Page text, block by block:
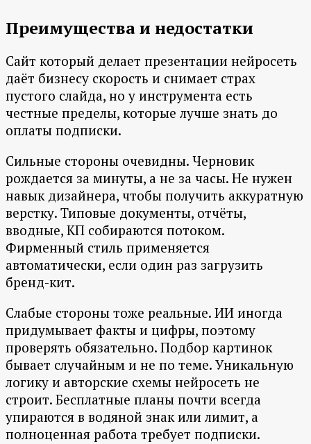
Преимущества и недостатки
Сайт который делает презентации нейросеть
даёт бизнесу скорость и снимает страх
пустого слайда, но у инструмента есть
честные пределы, которые лучше знать до
оплаты подписки.
Сильные стороны очевидны. Черновик
рождается за минуты, а не за часы. Не нужен
навык дизайнера, чтобы получить аккуратную
верстку. Типовые документы, отчёты,
вводные, КП собираются потоком.
Фирменный стиль применяется
автоматически, если один раз загрузить
бренд-кит.
Слабые стороны тоже реальные. ИИ иногда
придумывает факты и цифры, поэтому
проверять обязательно. Подбор картинок
бывает случайным и не по теме. Уникальную
логику и авторские схемы нейросеть не
строит. Бесплатные планы почти всегда
упираются в водяной знак или лимит, а
полноценная работа требует подписки.